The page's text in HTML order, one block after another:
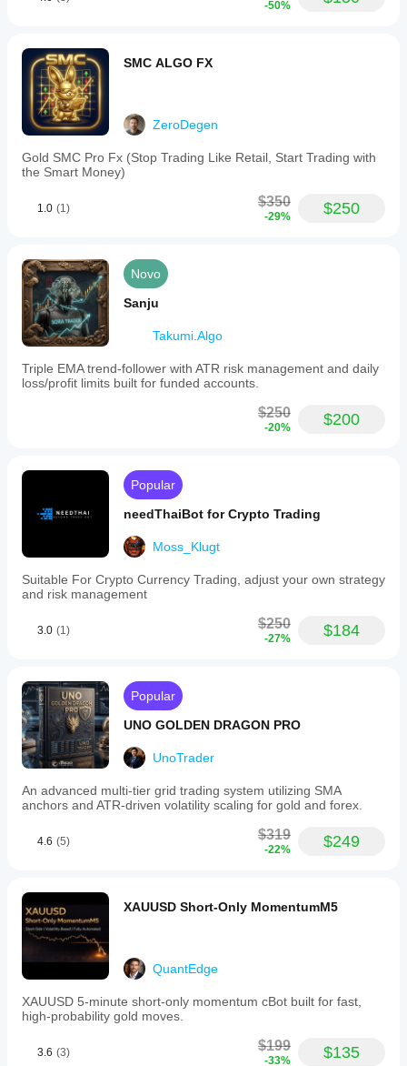
-50%
SMC ALGO FX
ZeroDegen
Gold SMC Pro Fx (Stop Trading Like Retail, Start Trading with
the Smart Money)
1.0 (1) $350
-29% $250
Novo
Sanju
Takumi.Algo
Triple EMA trend-follower with ATR risk management and daily
loss/profit limits built for funded accounts.
$250
-20% $200
Popular
needThaiBot for Crypto Trading
Moss_Klugt
Suitable For Crypto Currency Trading, adjust your own strategy
and risk management
3.0 (1) $250
-27% $184
Popular
UNO GOLDEN DRAGON PRO
UnoTrader
An advanced multi-tier grid trading system utilizing SMA
anchors and ATR-driven volatility scaling for gold and forex.
4.6 (5) $319
-22% $249
XAUUSD Short-Only MomentumM5
QuantEdge
XAUUSD 5-minute short-only momentum cBot built for fast,
high-probability gold moves.
3.6 (3) $199
-33% $135